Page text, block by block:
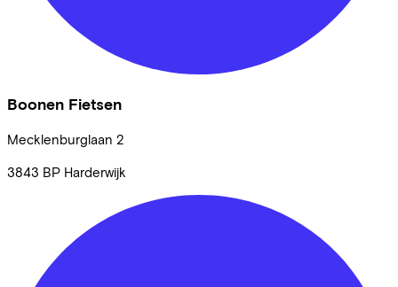
Boonen Fietsen
Mecklenburglaan 2
3843 BP Harderwijk